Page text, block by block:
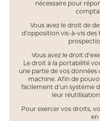
nécessaire pour
Vous avez le droit de
d’opposition vis-à-vis
Vous avez le droit
Le droit à la portabilité
une partie de vos
machine. Afin de
facilement d’un système
leur
Pour exercer vos droits,
en